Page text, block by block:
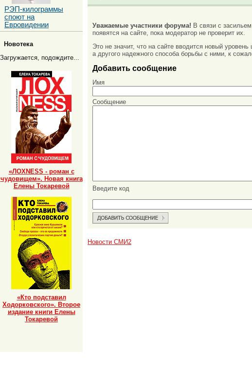
Уважаемые участники форума! В связи с
появятся на сайте, пока модератор не проверит их.
Это не значит, что на сайте вводится новый
а другого надежного способа борьбы с ними, к
Добавить сообщение
Имя
Сообщение
Введите код
Новости СМИ2
РЭП-килограммы
споют на
Евровидении
Новотека
Загружается, подождите...
«ЛОХNESS - роман с
чудовищем». Новая книга
Елены Токаревой
«Кто подставил
Ходорковского». Второе
издание книги Елены
Токаревой